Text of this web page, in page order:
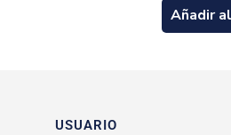
Añadir
USUARIO